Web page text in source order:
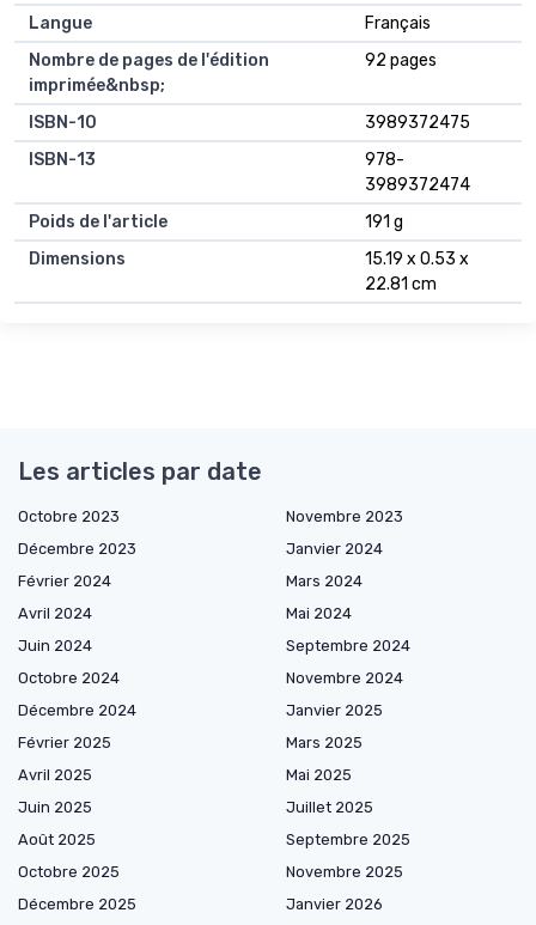
Langue
Français
Nombre de pages de l'édition
imprimée&nbsp;
92 pages
ISBN-10
3989372475
ISBN-13
978-
3989372474
Poids de l'article
191 g
Dimensions
15.19 x 0.53 x
22.81 cm
Les articles par date
Octobre 2023
Novembre 2023
Décembre 2023
Janvier 2024
Février 2024
Mars 2024
Avril 2024
Mai 2024
Juin 2024
Septembre 2024
Octobre 2024
Novembre 2024
Décembre 2024
Janvier 2025
Février 2025
Mars 2025
Avril 2025
Mai 2025
Juin 2025
Juillet 2025
Août 2025
Septembre 2025
Octobre 2025
Novembre 2025
Décembre 2025
Janvier 2026